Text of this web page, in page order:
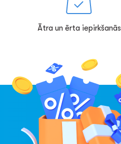
Ātra un ērta iepirkšanās